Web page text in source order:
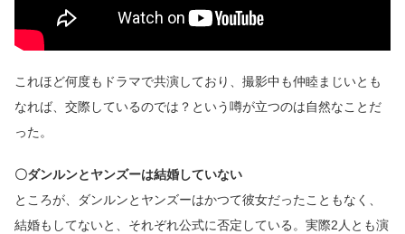
これほど何度もドラマで共演しており、撮影中も仲睦まじいとも
なれば、交際しているのでは？という噂が立つのは自然なことだ
った。
〇ダンルンとヤンズーは結婚していない
ところが、ダンルンとヤンズーはかつて彼女だったこともなく、
結婚もしてないと、それぞれ公式に否定している。実際2人とも演